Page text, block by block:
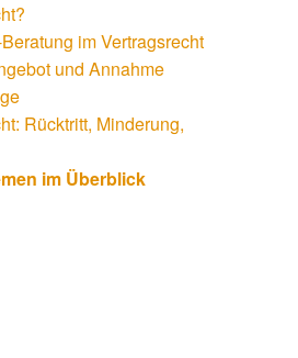
im Vertragsrecht
und Annahme
Rücktritt, Minderung,
im Überblick